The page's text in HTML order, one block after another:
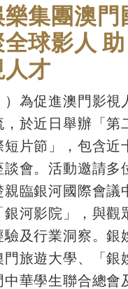
樂集團澳門
球影人 助
才
為促進澳門影視
於近日舉辦「第
片節」，包含近
會。活動邀請多
臨銀河國際會議
河影院」，與觀
及行業洞察。銀
旅遊大學、「銀
華學生聯合總會